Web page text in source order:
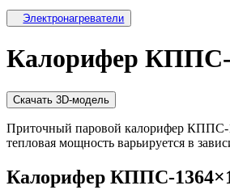
Электронагреватели
Калорифер КППС-
Скачать 3D-модель
Приточный паровой калорифер КППС-
тепловая мощность варьируется в
Калорифер КППС-